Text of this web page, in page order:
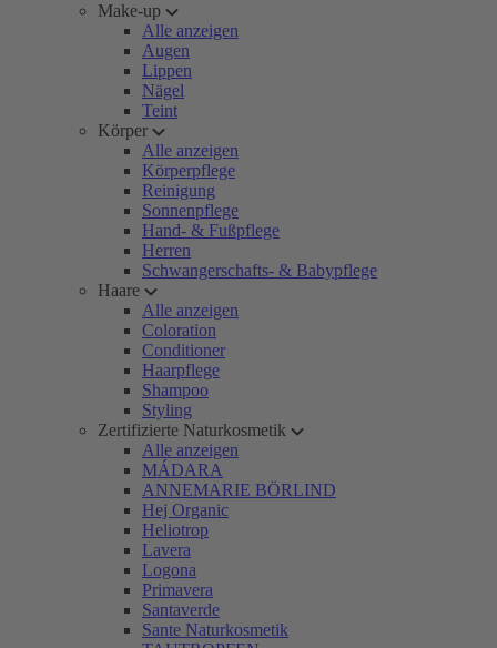
Make-up
Alle anzeigen
Augen
Lippen
Nägel
Teint
Körper
Alle anzeigen
Körperpflege
Reinigung
Sonnenpflege
Hand- & Fußpflege
Herren
Schwangerschafts- & Babypflege
Haare
Alle anzeigen
Coloration
Conditioner
Haarpflege
Shampoo
Styling
Zertifizierte Naturkosmetik
Alle anzeigen
MÁDARA
ANNEMARIE BÖRLIND
Hej Organic
Heliotrop
Lavera
Logona
Primavera
Santaverde
Sante Naturkosmetik